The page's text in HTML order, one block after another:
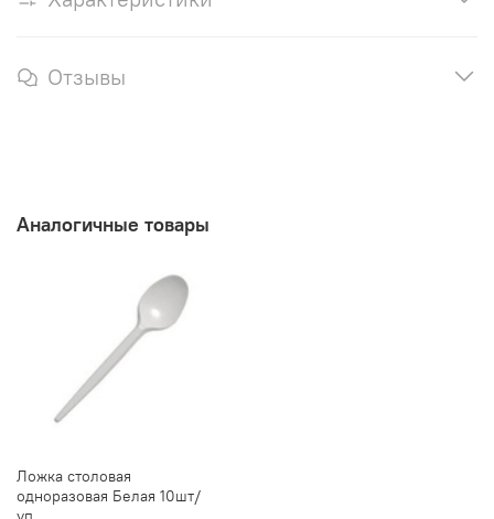
Отзывы
Аналогичные товары
Ложка столовая
одноразовая Белая 10шт/